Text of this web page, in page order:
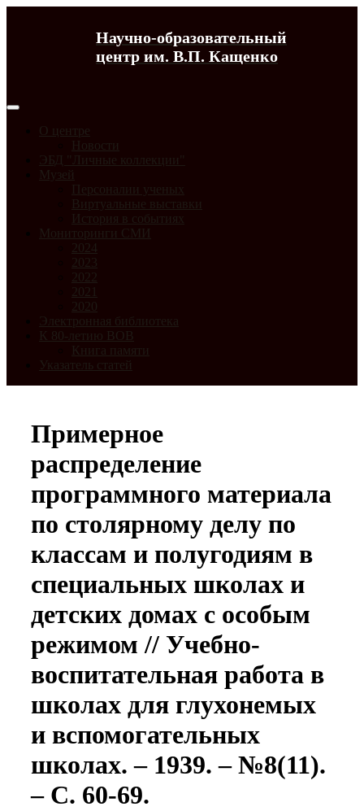
Научно-образовательный
центр им. В.П. Кащенко
О центре
Новости
ЭБД "Личные коллекции"
Музей
Персоналии ученых
Виртуальные выставки
История в событиях
Мониторинги СМИ
2024
2023
2022
2021
2020
Электронная библиотека
К 80-летию ВОВ
Книга памяти
Указатель статей
Примерное
распределение
программного материала
по столярному делу по
классам и полугодиям в
специальных школах и
детских домах с особым
режимом // Учебно-
воспитательная работа в
школах для глухонемых
и вспомогательных
школах. – 1939. – №8(11).
– С. 60-69.